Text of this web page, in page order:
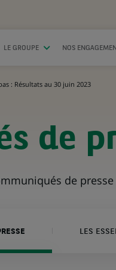
LE GROUPE NOS
: Résultats au 30 juin 2023
de
de
LES